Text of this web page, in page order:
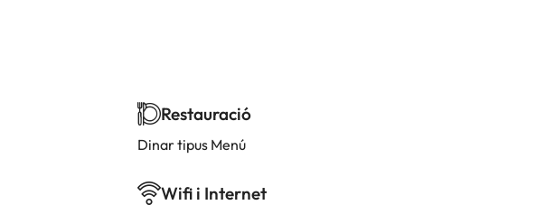
Restauració
Dinar tipus Menú
Wifi i Internet